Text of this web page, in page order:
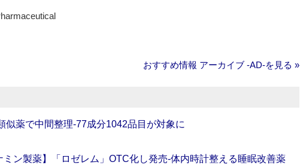
おすすめ情報 アーカイブ ‐AD‐を見る »
似薬で中間整理‐77成分1042品目が対象に
ミン製薬】「ロゼレム」OTC化し発売‐体内時計整える睡眠改善薬